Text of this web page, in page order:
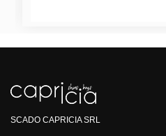
SCADO CAPRICIA SRL